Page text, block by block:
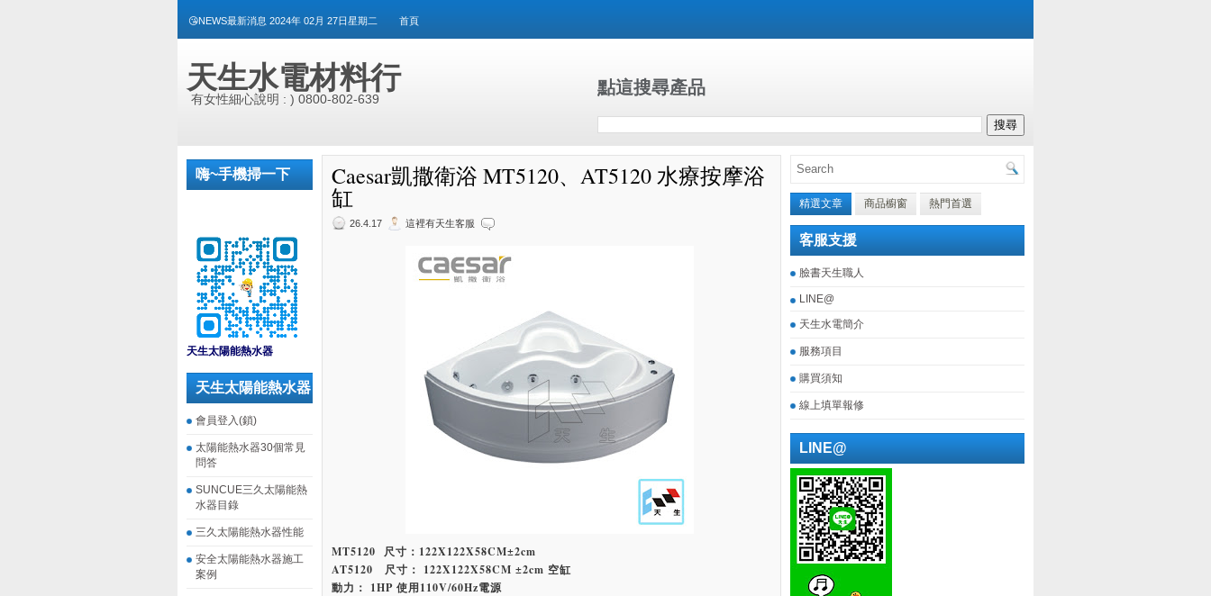
😘NEWS最新消息 2024年 02月 27日星期二 首頁
天生水電材料行
有女性細心說明 : ) 0800-802-639
點這搜尋產品
嗨~手機掃一下
天生太陽能熱水器
天生太陽能熱水器
會員登入(鎖)
太陽能熱水器30個常見
問答
SUNCUE三久太陽能熱
水器目錄
三久太陽能熱水器性能
安全太陽能熱水器施工
案例
Caesar凱撒衛浴 MT5120、AT5120 水療按摩浴
缸
26.4.17 這裡有天生客服
MT5120 尺寸：122X122X58CM±2cm
AT5120 尺寸： 122X122X58CM ±2cm 空缸
動力： 1HP 使用110V/60Hz電源
精選文章 商品櫥窗 熱門首選
客服支援
臉書天生職人
LINE@
天生水電簡介
服務項目
購買須知
線上填單報修
LINE@